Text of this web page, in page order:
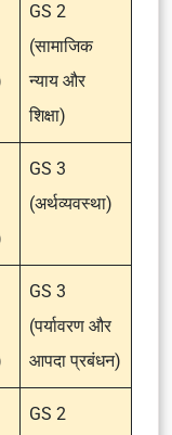
GS 2
(सामाजिक
न्याय और
शिक्षा)
GS 3
(अर्थव्यवस्था)
GS 3
(पर्यावरण और
आपदा प्रबंधन)
GS 2